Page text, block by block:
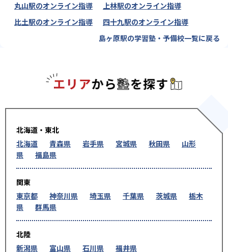
丸山駅のオンライン指導
上林駅のオンライン指導
比土駅のオンライン指導
四十九駅のオンライン指導
島ヶ原駅の学習塾・予備校一覧に戻る
北海道・東北
北海道
青森県 岩手県 宮城県 秋田県
山形
県
福島県
関東
東京都
神奈川県 埼玉県 千葉県 茨城県
栃木
県
群馬県
北陸
新潟県
富山県 石川県 福井県